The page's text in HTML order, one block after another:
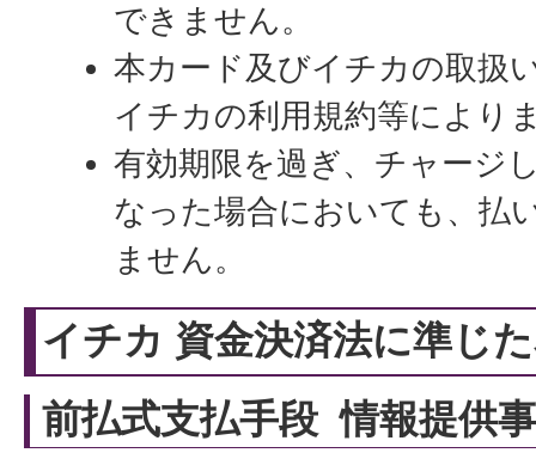
できません。
本カード及びイチカの取扱
イチカの利用規約等により
有効期限を過ぎ、チャージ
なった場合においても、払
ません。
イチカ 資金決済法に準じ
前払式支払手段 情報提供